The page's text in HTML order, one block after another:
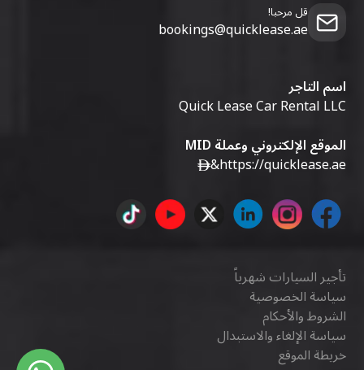
قل مرحبا!
bookings@quicklease.ae
اسم التاجر
Quick Lease Car Rental LLC
الموقع الإلكتروني وعملة MID
https://quicklease.ae
&
تأجير السيارات شهرياً
سياسة الخصوصية
الشروط والأحكام
سياسة الإلغاء والاستبدال
خريطة الموقع